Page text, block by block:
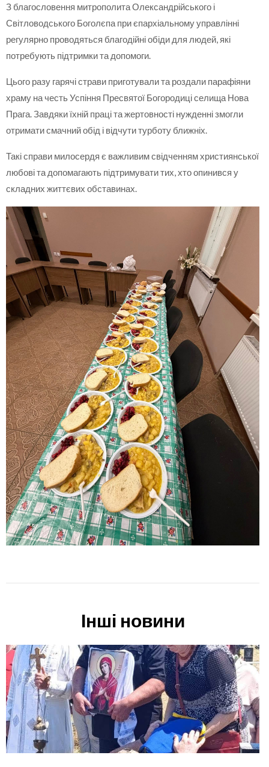
З благословення митрополита Олександрійського і
Світловодського Боголєпа при єпархіальному управлінні
регулярно проводяться благодійні обіди для людей, які
потребують підтримки та допомоги.
Цього разу гарячі страви приготували та роздали парафіяни
храму на честь Успіння Пресвятої Богородиці селища Нова
Прага. Завдяки їхній праці та жертовності нужденні змогли
отримати смачний обід і відчути турботу ближніх.
Такі справи милосердя є важливим свідченням християнської
любові та допомагають підтримувати тих, хто опинився у
складних життєвих обставинах.
Інші новини